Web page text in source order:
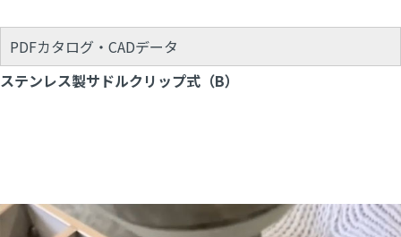
PDFカタログ・CADデータ
ステンレス製サドルクリップ式（B）